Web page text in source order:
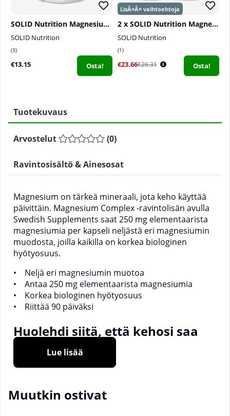
SOLID Nutrition Magnesium Complex, 90 caps
SOLID Nutrition
3
€13.15 Osta!
2 x SOLID Nutrition Magnesium Complex, 90 caps
SOLID Nutrition
1
€23.66€26.31 Osta!
Tuotekuvaus
Arvostelut (0)
Ravintosisältö & Ainesosat
Magnesium on tärkeä mineraali, jota keho käyttää
päivittäin. Magnesium Complex -ravintolisän avulla
Swedish Supplements saat 250 mg elementaarista
magnesiumia per kapseli neljästä eri magnesiumin
muodosta, joilla kaikilla on korkea biologinen
hyötyosuus.
• Neljä eri magnesiumin muotoa
• Antaa 250 mg elementaarista magnesiumia
• Korkea biologinen hyötyosuus
• Riittää 90 päiväksi
Huolehdi siitä, että kehosi saa
aina tarvitsemansa
magnesiumin
Magnesium on erittäin tärkeä mineraali keholle, joka
käyttää sitä hyvin moniin erilaisiin biologisiin
Lue lisää
Muutkin ostivat